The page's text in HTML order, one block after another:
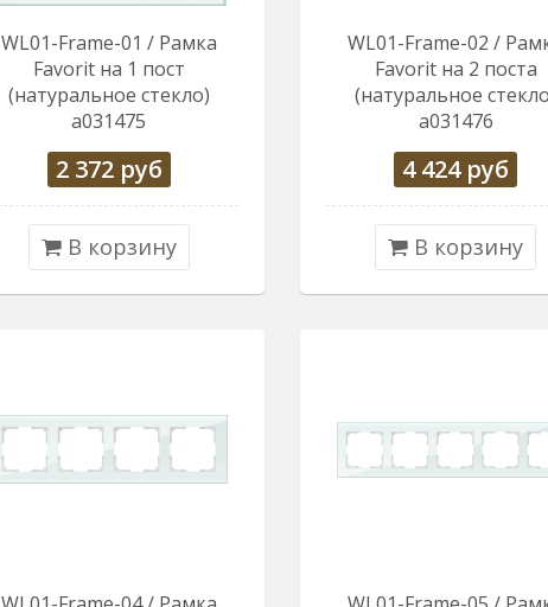
WL01-Frame-01 / Рамка
Favorit на 1 пост
(натуральное стекло)
a031475
2 372руб
В корзину
WL01-Frame-02 /
Favorit на 2 поста
(натуральное
a031476
4 424руб
В корзину